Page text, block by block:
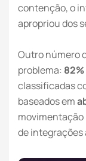
contenção, o
apropriou dos
Outro número
problema:
classificadas
baseados em
movimentação
de integrações